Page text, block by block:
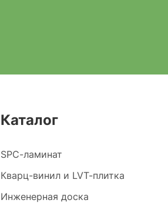
Каталог
SPC-ламинат
Кварц-винил и LVT-плитка
Инженерная доска